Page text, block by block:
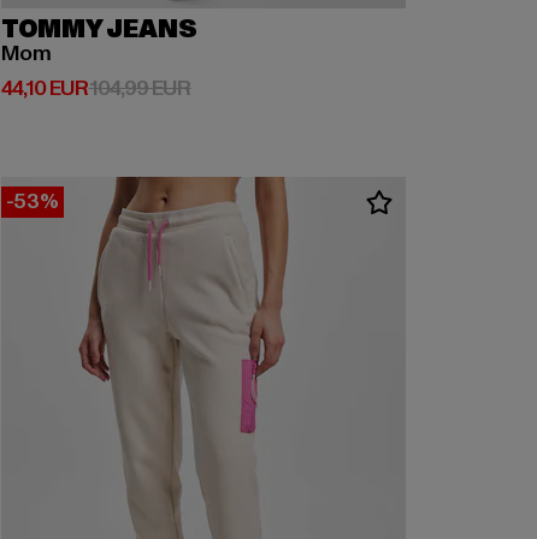
TOMMY JEANS
Mom
44,10 EUR
Derzeitiger Preis: 44,10 EUR
104,99 EURAktionspreis: 104,99 EUR
-53%